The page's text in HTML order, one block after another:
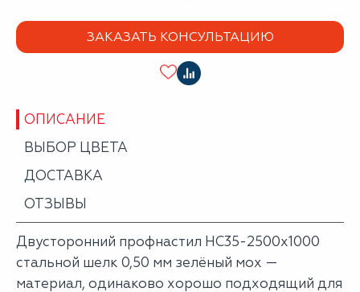
ЗАКАЗАТЬ КОНСУЛЬТАЦИЮ
ОПИСАНИЕ
ВЫБОР ЦВЕТА
ДОСТАВКА
ОТЗЫВЫ
Двусторонний профнастил НС35-2500х1000
стальной шелк 0,50 мм зелёный мох —
материал, одинаково хорошо подходящий для